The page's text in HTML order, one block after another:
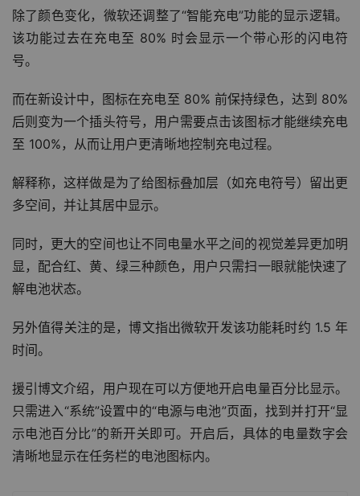
除了颜色变化，微软还调整了“智能充电”功能的显示逻辑。
该功能过去在充电至 80% 时会显示一个带心形的闪电符
号。
而在新设计中，图标在充电至 80% 前保持绿色，达到 80%
后则变为一个插头符号，用户需要点击该图标才能继续充电
至 100%，从而让用户更清晰地控制充电过程。
解释称，这样做是为了给图标叠加层（如充电符号）留出更
多空间，并让其居中显示。
同时，更大的空间也让不同电量水平之间的视觉差异更加明
显，配合红、黄、绿三种颜色，用户只需扫一眼就能快速了
解电池状态。
另外值得关注的是，博文指出微软开发该功能耗时约 1.5 年
时间。
援引博文介绍，用户现在可以方便地开启电量百分比显示。
只需进入“系统”设置中的“电源与电池”页面，找到并打开“显
示电池百分比”的新开关即可。开启后，具体的电量数字会
清晰地显示在任务栏的电池图标内。